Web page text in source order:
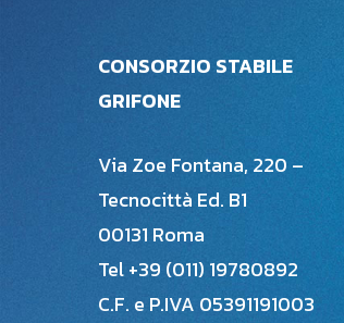
CONSORZIO STABILE
GRIFONE
Via Zoe Fontana, 220 –
Tecnocittà Ed. B1
00131 Roma
Tel +39 (011) 19780892
C.F. e P.IVA 05391191003